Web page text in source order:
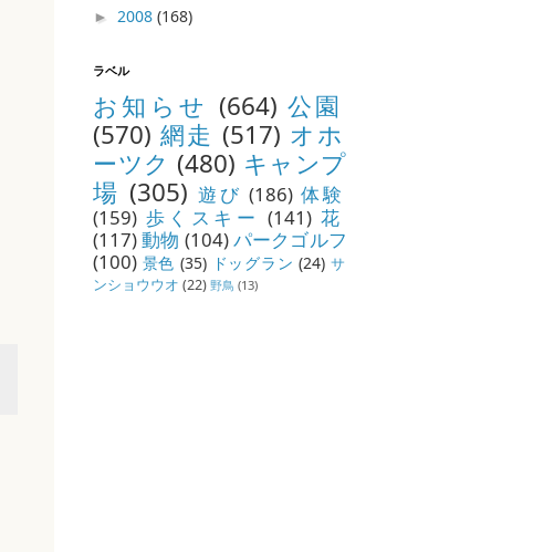
► 2008 (168)
ラベル
お知らせ (664) 公園
(570) 網走 (517) オホ
ーツク (480) キャンプ
場 (305) 遊び (186) 体験
(159) 歩くスキー (141) 花
(117)動物 (104)パークゴルフ
(100) 景色 (35) ドッグラン (24) サ
ンショウウオ (22) 野鳥 (13)